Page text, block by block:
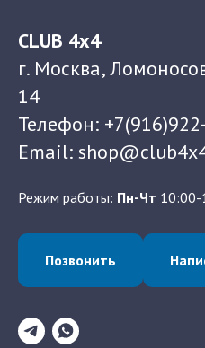
CLUB 4x4
г. Москва,
14
Телефон:
Email:
Режим работы: Пн-Чт 10:00-
Позвонить